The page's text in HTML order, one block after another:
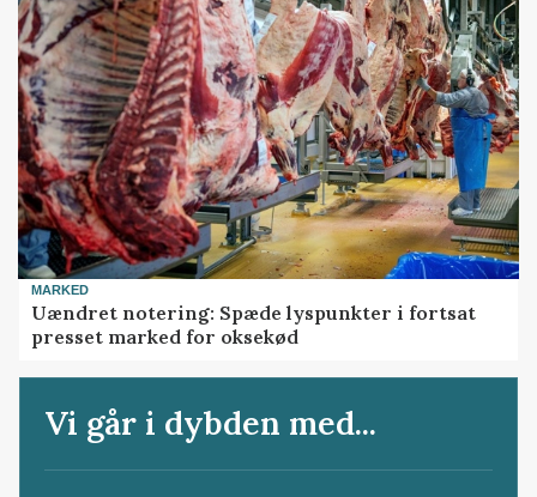
MARKED
Uændret notering: Spæde lyspunkter i fortsat
presset marked for oksekød
Vi går i dybden med...